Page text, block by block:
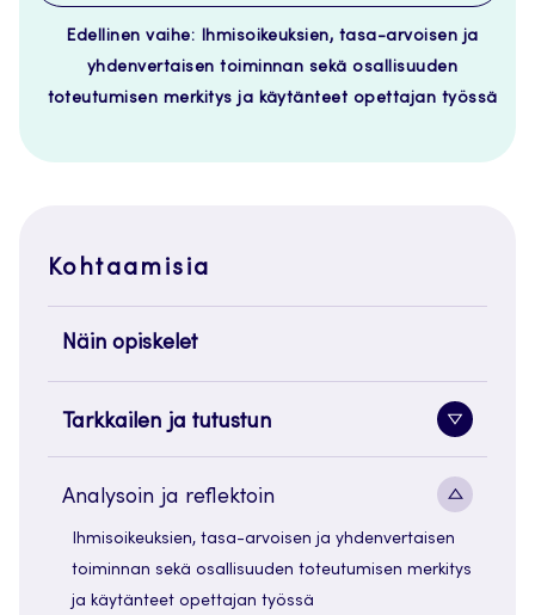
Edellinen vaihe: Ihmisoikeuksien, tasa-arvoisen ja
yhdenvertaisen toiminnan sekä osallisuuden
toteutumisen merkitys ja käytänteet opettajan työssä
Kohtaamisia
Näin opiskelet
Tarkkailen ja tutustun
painike
Analysoin ja reflektoin
Ihmisoikeuksien, tasa-arvoisen ja yhdenvertaisen
toiminnan sekä osallisuuden toteutumisen merkitys
ja käytänteet opettajan työssä